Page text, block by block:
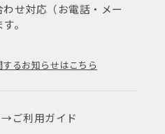
せ対応（お電話・メー
。
るお知らせはこちら
ご利用ガイド